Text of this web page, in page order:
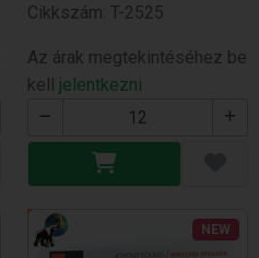
Cikkszám: T-2525
Az árak megtekintéséhez be
kell jelentkezni
NEW